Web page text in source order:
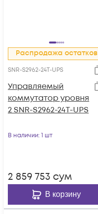
Распродажа остатков
SNR-S2962-24T-UPS
Управляемый
коммутатор уровня
2 SNR-S2962-24T-UPS
В наличии: 1 шт
2 859 753 сум
В корзину